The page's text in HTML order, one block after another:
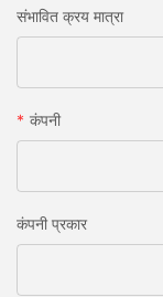
संभावित क्रय मात्रा
कंपनी
कंपनी प्रकार